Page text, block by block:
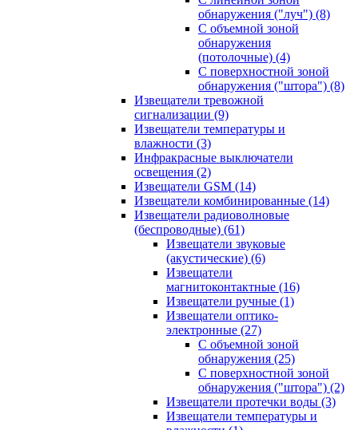
обнаружения ("луч") (8)
С объемной зоной
обнаружения
(потолочные) (4)
С поверхностной зоной
обнаружения ("штора") (8)
Извещатели тревожной
сигнализации (9)
Извещатели температуры и
влажности (3)
Инфракрасные выключатели
освещения (2)
Извещатели GSM (14)
Извещатели комбинированные (14)
Извещатели радиоволновые
(беспроводные) (61)
Извещатели звуковые
(акустические) (6)
Извещатели
магнитоконтактные (16)
Извещатели ручные (1)
Извещатели оптико-
электронные (27)
С объемной зоной
обнаружения (25)
С поверхностной зоной
обнаружения ("штора") (2)
Извещатели протечки воды (3)
Извещатели температуры и